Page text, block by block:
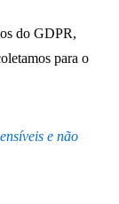
do GDPR,
para o
e não